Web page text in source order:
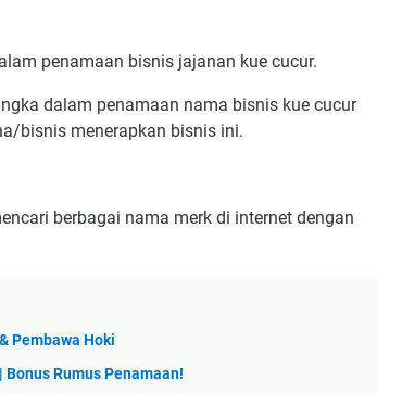
penamaan bisnis jajanan kue cucur.
dalam penamaan nama bisnis kue cucur
bisnis menerapkan bisnis ini.
berbagai nama merk di internet dengan
Pembawa Hoki
Rumus Penamaan!